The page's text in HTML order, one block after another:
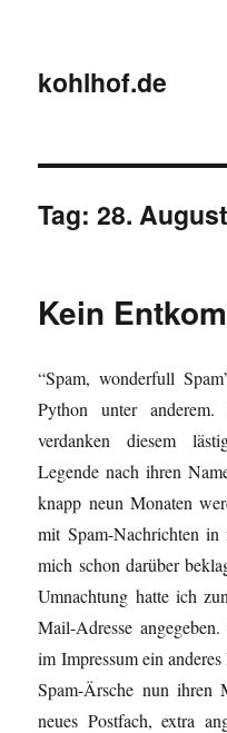
kohlhof.de
Tag:28.
Kein
“Spam, wonderfull
Python unter anderem.
verdanken diesem
Legende nach ihren
knapp neun Monaten
mit Spam-Nachrichten
mich schon darüber
Umnachtung hatte ich
Mail-Adresse
im Impressum ein
Spam-Ärsche nun ihren
neues Postfach, extra